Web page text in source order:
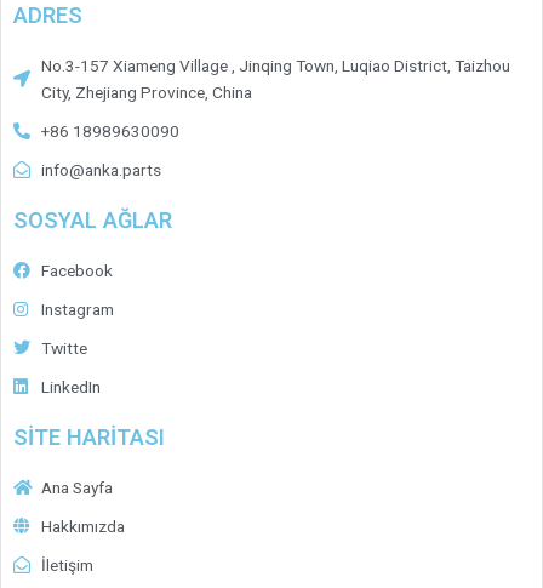
ADRES
No.3-157 Xiameng Village , Jinqing Town, Luqiao District, Taizhou
City, Zhejiang Province, China
+86 18989630090
info@anka.parts
SOSYAL AĞLAR
Facebook
Instagram
Twitte
LinkedIn
SİTE HARİTASI
Ana Sayfa
Hakkımızda
İletişim